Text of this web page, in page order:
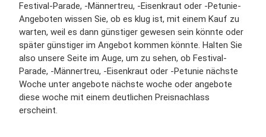
Festival-Parade, -Männertreu, -Eisenkraut oder -Petunie-
Angeboten wissen Sie, ob es klug ist, mit einem Kauf zu
warten, weil es dann günstiger gewesen sein könnte oder
später günstiger im Angebot kommen könnte. Halten Sie
also unsere Seite im Auge, um zu sehen, ob Festival-
Parade, -Männertreu, -Eisenkraut oder -Petunie nächste
Woche unter angebote nächste woche oder angebote
diese woche mit einem deutlichen Preisnachlass
erscheint.